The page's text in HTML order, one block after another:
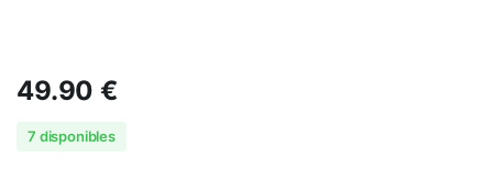
49.90€
7 disponibles